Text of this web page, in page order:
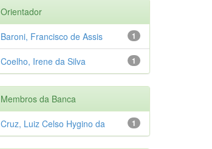
Orientador
1
Baroni, Francisco de Assis
1
Coelho, Irene da Silva
Membros da Banca
1
Cruz, Luiz Celso Hygino da